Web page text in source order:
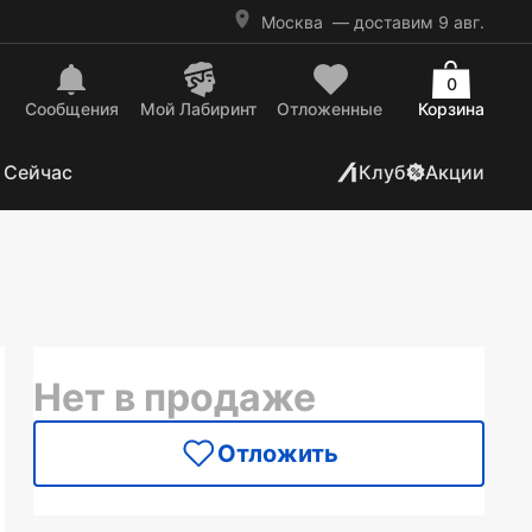
Москва — доставим 9 авг.
Сообщения Mой Лабиринт Отложенные Корзина
0
Клуб Акции
Нет в продаже
Отложить